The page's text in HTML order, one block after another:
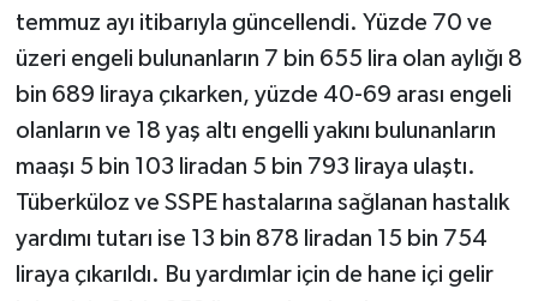
temmuz ayı itibarıyla güncellendi. Yüzde 70 ve
üzeri engeli bulunanların 7 bin 655 lira olan aylığı 8
bin 689 liraya çıkarken, yüzde 40-69 arası engeli
olanların ve 18 yaş altı engelli yakını bulunanların
maaşı 5 bin 103 liradan 5 bin 793 liraya ulaştı.
Tüberküloz ve SSPE hastalarına sağlanan hastalık
yardımı tutarı ise 13 bin 878 liradan 15 bin 754
liraya çıkarıldı. Bu yardımlar için de hane içi gelir